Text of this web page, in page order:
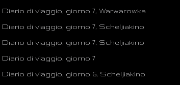
Diario di viaggio, giorno 7, Warwarowka
Diario di viaggio, giorno 7, Scheljiakino
Diario di viaggio, giorno 7, Scheljiakino
Diario di viaggio, giorno 7
Diario di viaggio, giorno 6, Scheljiakino